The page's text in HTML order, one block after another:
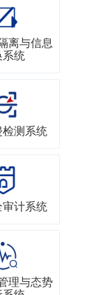
离与信息
统
测系统
计系统
理与态势